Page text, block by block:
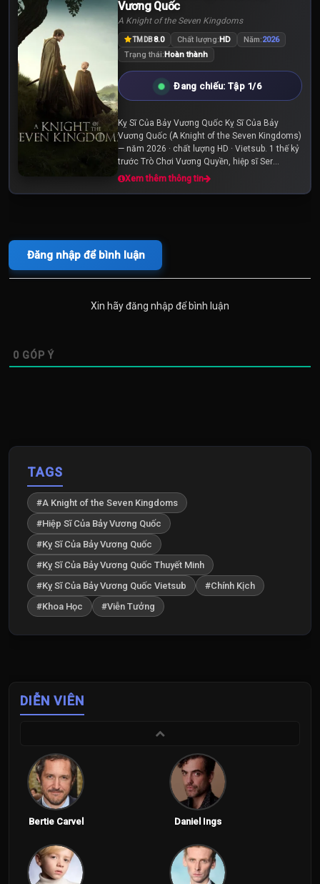
Vương Quốc
A Knight of the Seven Kingdoms
TMDB8.0 Chất lượng:HD Năm:2026
Trạng thái:Hoàn thành
Đang chiếu: Tập 1/6
Kỵ Sĩ Của Bảy Vương Quốc Kỵ Sĩ Của Bảy
Vương Quốc (A Knight of the Seven Kingdoms)
— năm 2026 · chất lượng HD · Vietsub. 1 thế kỷ
trước Trò Chơi Vương Quyền, hiệp sĩ Ser
Duncan the Tall và người hầu Egg chu du khắp
Xem thêm thông tin
Đăng nhập để bình luận
Xin hãy đăng nhập để bình luận
0 GÓP Ý
TAGS
#A Knight of the Seven Kingdoms
#Hiệp Sĩ Của Bảy Vương Quốc
#Kỵ Sĩ Của Bảy Vương Quốc
#Kỵ Sĩ Của Bảy Vương Quốc Thuyết Minh
#Kỵ Sĩ Của Bảy Vương Quốc Vietsub
#Chính Kịch
#Khoa Học
#Viễn Tưởng
DIỄN VIÊN
Bertie Carvel Daniel Ings